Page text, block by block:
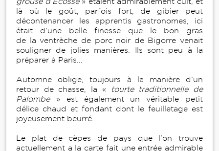
là où le goût, parfois fort, de gibier peut
décontenancer les apprentis gastronomes, ici
était d’une belle finesse que le bon gras
de la ventrèche de porc noir de Bigorre venait
souligner de jolies manières. Ils sont peu à la
préparer à Paris...
Automne oblige, toujours à la manière d’un
retour de chasse, la «
tourte traditionnelle de
Palombe » est également un véritable petit
délice chaud et fondant dont le feuilletage est
joyeusement beurré.
Le plat de cèpes de pays que l’on trouve
actuellement a la carte fait une entrée admirable